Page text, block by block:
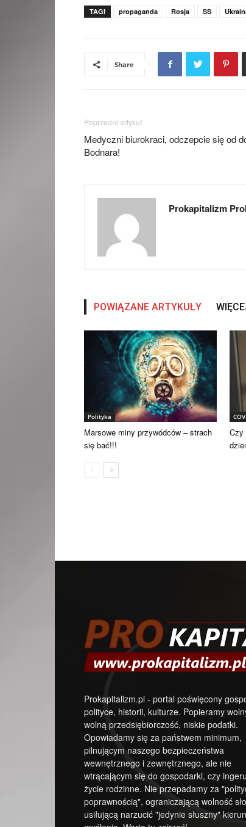
TAGI propaganda Rosja SS
Share
Poprzedni artykuł
Medyczni biurokraci, odczepcie się od
Bodnara!
Prokapitalizm
POWIĄZANE ARTYKUŁY
Polityka
Marsowe miny przywódców – strach
się bać!!!
Czy
Prokapitalizm.pl - portal poświęcony
polityce, historii, kulturze. Popieramy
wolną przedsiębiorczość, niskie podatki.
Opowiadamy się za państwem minimum,
pilnującym naszego bezpieczeństwa
wewnętrznego i zewnętrznego, ale nie
wtrącającym się do gospodarki, czy
życie rodzinne. Nie przepadamy za
poprawnością", ograniczającą wolność
usiłującą narzucić "jedynie słuszny"